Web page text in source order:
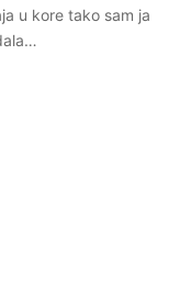
u kore tako sam ja